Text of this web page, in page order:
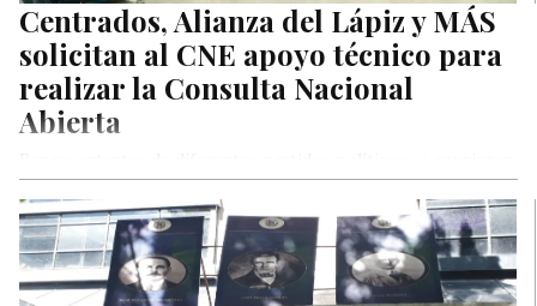
Centrados, Alianza del Lápiz y MÁS
solicitan al CNE apoyo técnico para
realizar la Consulta Nacional
Abierta
esta tarde con miembros del Consejo Nacional Electoral
(CNE) para pedir apoyo técnico…